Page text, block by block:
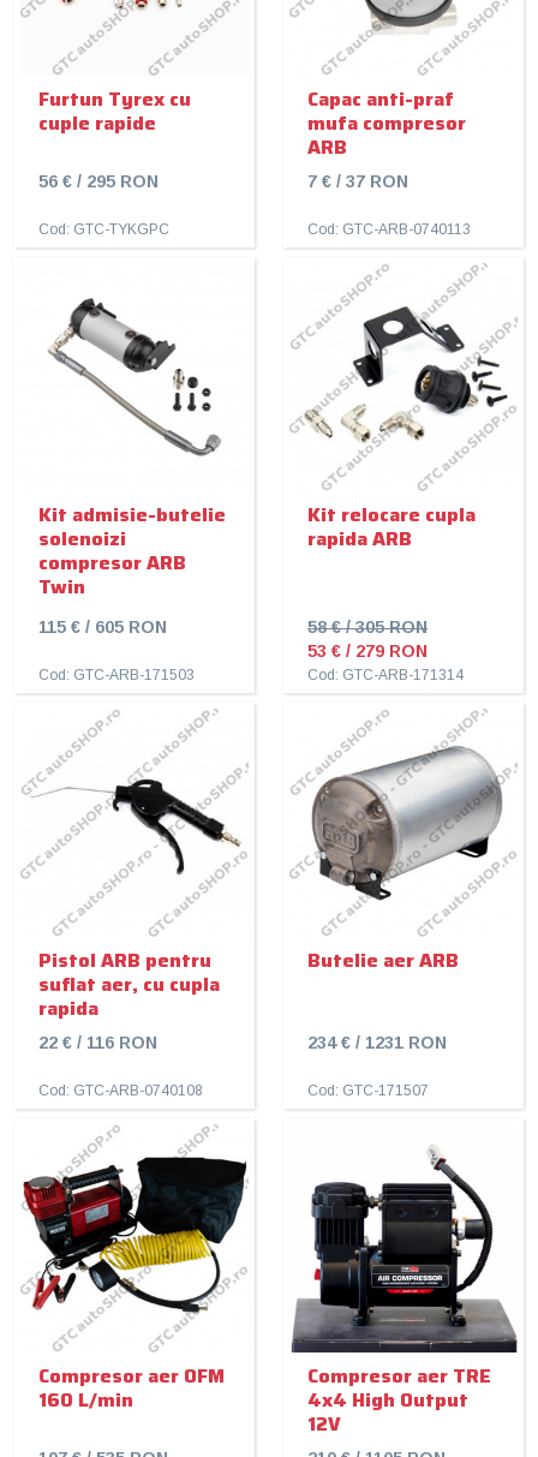
Furtun Tyrex cu
cuple rapide
56 € / 295 RON
Cod: GTC-TYKGPC
Capac anti-praf
mufa compresor
ARB
7 € / 37 RON
Cod: GTC-ARB-0740113
Kit admisie-butelie
solenoizi
compresor ARB
Twin
115 € / 605 RON
Cod: GTC-ARB-171503
Kit relocare cupla
rapida ARB
58 € / 305 RON
53 € / 279 RON
Cod: GTC-ARB-171314
Pistol ARB pentru
suflat aer, cu cupla
rapida
22 € / 116 RON
Cod: GTC-ARB-0740108
Butelie aer ARB
234 € / 1231 RON
Cod: GTC-171507
Compresor aer OFM
160 L/min
Compresor aer TRE
4x4 High Output
12V